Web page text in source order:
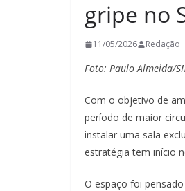
gripe no
11/05/2026 Redação
Foto: Paulo Almeida/
Com o objetivo de
período de maior
instalar uma sala
estratégia tem início
O espaço foi